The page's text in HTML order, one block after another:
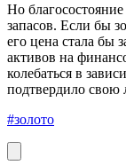
Но
запасов. Если бы
его цена стала бы
активов на
колебаться в
подтвердило свою
#золото